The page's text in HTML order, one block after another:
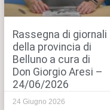
Rassegna di giornali
della provincia di
Belluno a cura di
Don Giorgio Aresi –
24/06/2026
24 Giugno 2026